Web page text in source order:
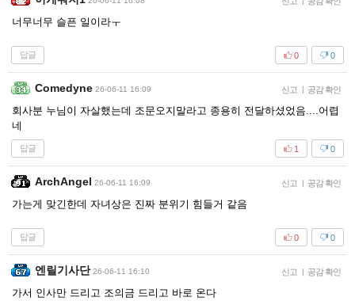
너무너무 슬픈 일이라ㅜ
답글 0
0
Comedyne 26-06-11 16:09 신고 | 공감 확인
회사분 누님이 자살했는데 조문오지말라고 종용히 전달하셨었음....어렵
네
답글 0
1
ArchAngel 26-06-11 16:09 신고 | 공감 확인
가는게 맞긴한데 자녀상은 진짜 분위기 힘들거 같음
답글 0
0
엔릴기사단 26-06-11 16:10 신고 | 공감 확인
가서 인사만 드리고 조의금 드리고 바로 온다